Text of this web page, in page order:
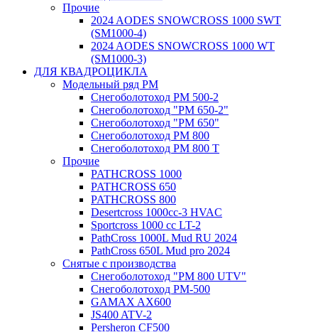
Прочие
2024 AODES SNOWCROSS 1000 SWT
(SM1000-4)
2024 AODES SNOWCROSS 1000 WT
(SM1000-3)
ДЛЯ КВАДРОЦИКЛА
Модельный ряд РМ
Снегоболотоход РМ 500-2
Снегоболотоход "РМ 650-2"
Снегоболотоход "РМ 650"
Снегоболотоход РМ 800
Снегоболотоход РМ 800 Т
Прочие
PATHCROSS 1000
PATHCROSS 650
PATHCROSS 800
Desertcross 1000cc-3 HVAC
Sportcross 1000 cc LT-2
PathCross 1000L Mud RU 2024
PathCross 650L Mud pro 2024
Снятые с производства
Снегоболотоход "РМ 800 UTV"
Снегоболотоход РМ-500
GAMAX AX600
JS400 ATV-2
Persheron CF500